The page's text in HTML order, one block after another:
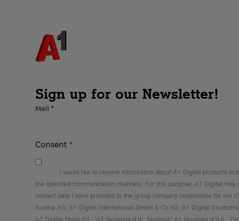
Sign up for our Newsletter!
Mail *
Consent *
I would like to receive information about A1 Digital products
the specified communication channels. For this purpose, A1 Digital may
contact data I have provided to the group company responsible for me
Austria AG; A1 Digital International GmbH & Co KG; A1 Digital
A1 Digital Spain S.L.; A1 Slovenija d.d., Slovenia; A1 Hrvatska d.o.o.,